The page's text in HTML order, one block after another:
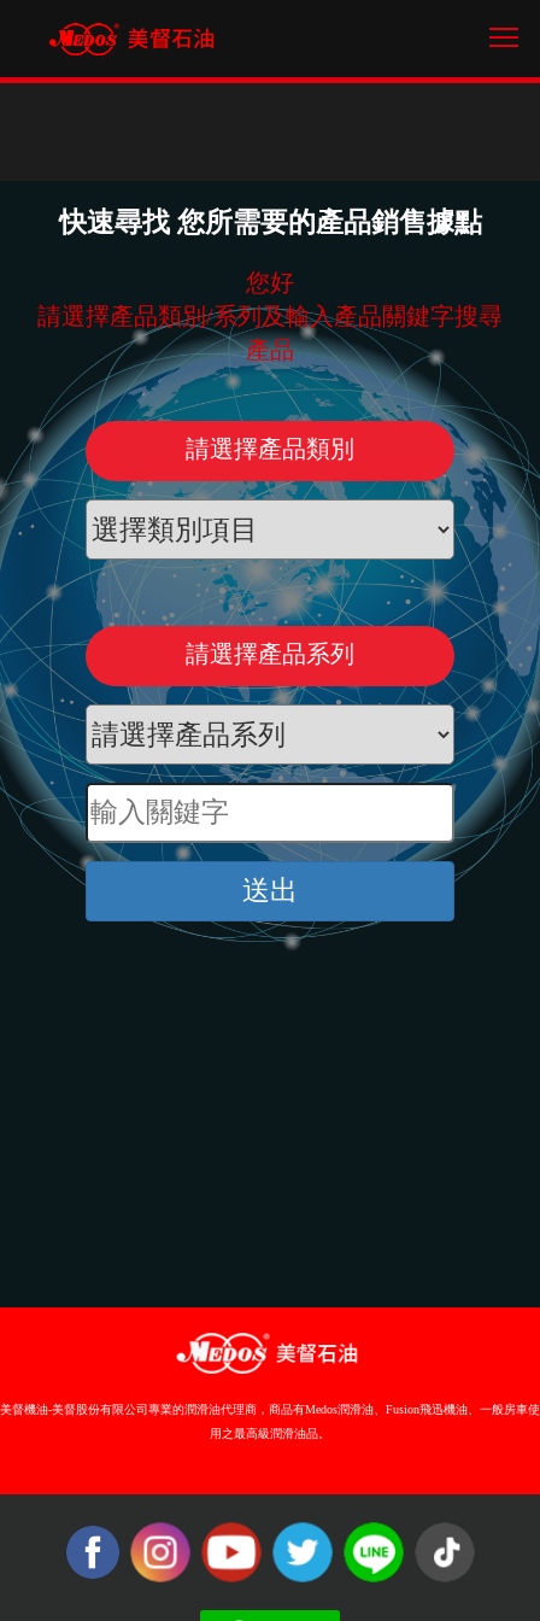
快速尋找 您所需要的產品銷售據點
您好
請選擇產品類別/系列及輸入產品關鍵字搜尋
產品
請選擇產品類別
請選擇產品系列
送出
美督機油-美督股份有限公司專業的潤滑油代理商，商品有Medos潤滑油、Fusion飛迅機油、一般房車使
用之最高級潤滑油品。